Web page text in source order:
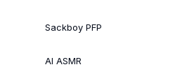
Sackboy PFP
AI ASMR